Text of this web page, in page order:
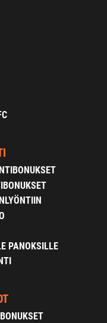
PANOKSILLE